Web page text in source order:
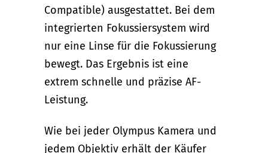
Compatible) ausgestattet. Bei dem
integrierten Fokussiersystem wird
nur eine Linse für die Fokussierung
bewegt. Das Ergebnis ist eine
extrem schnelle und präzise AF-
Leistung.
Wie bei jeder Olympus Kamera und
jedem Objektiv erhält der Käufer